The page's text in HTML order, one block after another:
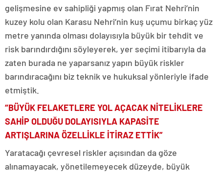
gelişmesine ev sahipliği yapmış olan Fırat Nehri’nin
kuzey kolu olan Karasu Nehri’nin kuş uçumu birkaç yüz
metre yanında olması dolayısıyla büyük bir tehdit ve
risk barındırdığını söyleyerek, yer seçimi itibarıyla da
zaten burada ne yaparsanız yapın büyük riskler
barındıracağını biz teknik ve hukuksal yönleriyle ifade
etmiştik.
“BÜYÜK FELAKETLERE YOL AÇACAK NİTELİKLERE
SAHİP OLDUĞU DOLAYISIYLA KAPASİTE
ARTIŞLARINA ÖZELLİKLE İTİRAZ ETTİK”
Yaratacağı çevresel riskler açısından da göze
alınamayacak, yönetilemeyecek düzeyde, büyük